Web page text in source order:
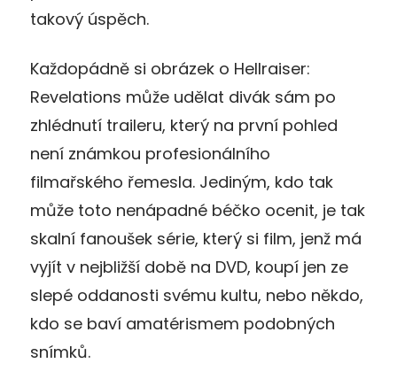
takový úspěch.
Každopádně si obrázek o Hellraiser:
Revelations může udělat divák sám po
zhlédnutí traileru, který na první pohled
není známkou profesionálního
filmařského řemesla. Jediným, kdo tak
může toto nenápadné béčko ocenit, je tak
skalní fanoušek série, který si film, jenž má
vyjít v nejbližší době na DVD, koupí jen ze
slepé oddanosti svému kultu, nebo někdo,
kdo se baví amatérismem podobných
snímků.